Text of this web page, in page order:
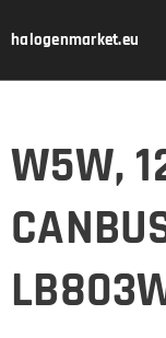
halogenmarket.eu
W5W,